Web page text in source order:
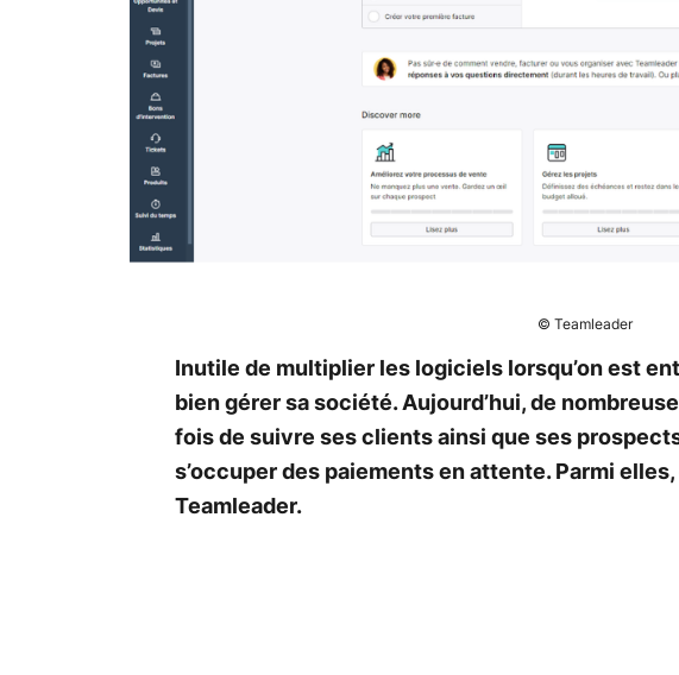
© Teamleader
Inutile de multiplier les logiciels lorsqu’on est
bien gérer sa société. Aujourd’hui, de
fois de suivre ses clients ainsi que ses
s’occuper des paiements en attente. Parmi
Teamleader.